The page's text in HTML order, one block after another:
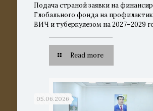
Подача страной заявки на
Глобального фонда на
ВИЧ и туберкулезом на 2027–2029
Read more
05.06.2026